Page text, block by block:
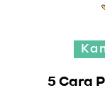
5 Cara